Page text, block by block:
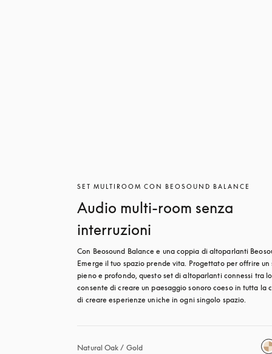
SET MULTIROOM CON BEOSOUND BALANCE
Audio multi-room senza
interruzioni
Con Beosound Balance e una coppia di altoparlanti
Emerge il tuo spazio prende vita. Progettato per offrire un
pieno e profondo, questo set di altoparlanti connessi tra
consente di creare un paesaggio sonoro coeso in tutta la
di creare esperienze uniche in ogni singolo spazio.
Natural Oak / Gold